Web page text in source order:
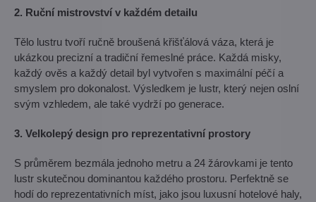
2. Ruční mistrovství v každém detailu
Tělo lustru tvoří ručně broušená křišťálová váza, která je
ukázkou precizní a tradiční řemeslné práce. Každá misky,
každý ověs a každý detail byl vytvořen s maximální péčí a
smyslem pro dokonalost. Výsledkem je lustr, který nejen oslní
svým vzhledem, ale také vydrží po generace.
3. Velkolepý design pro reprezentativní prostory
S průměrem bezmála jednoho metru a 24 žárovkami je tento
lustr skutečnou dominantou každého prostoru. Perfektně se
hodí do reprezentativních míst, jako jsou luxusní hotelové haly,